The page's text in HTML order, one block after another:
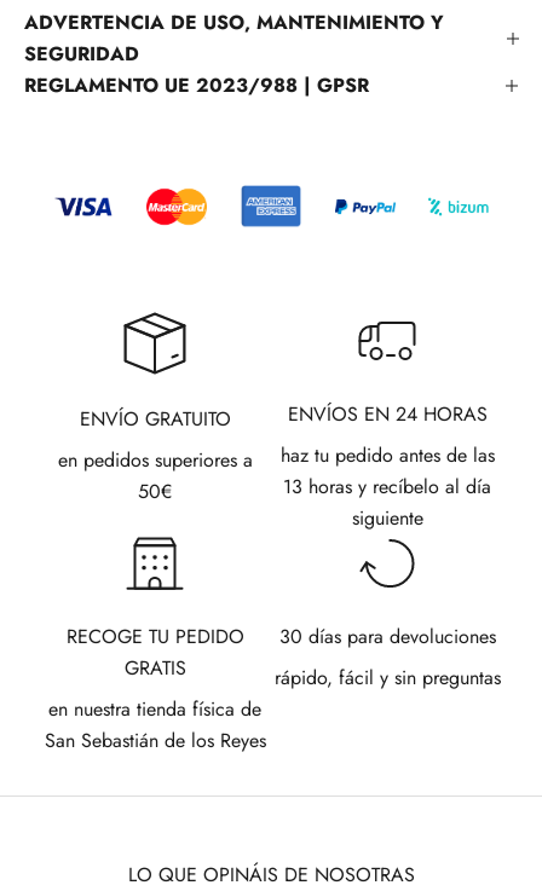
ADVERTENCIA DE USO, MANTENIMIENTO Y
SEGURIDAD
REGLAMENTO UE 2023/988 | GPSR
ENVÍO GRATUITO
en pedidos superiores a
50€
ENVÍOS EN 24 HORAS
haz tu pedido antes de las
13 horas y recíbelo al día
siguiente
RECOGE TU PEDIDO
GRATIS
en nuestra tienda física de
San Sebastián de los Reyes
30 días para devoluciones
rápido, fácil y sin preguntas
LO QUE OPINÁIS DE NOSOTRAS